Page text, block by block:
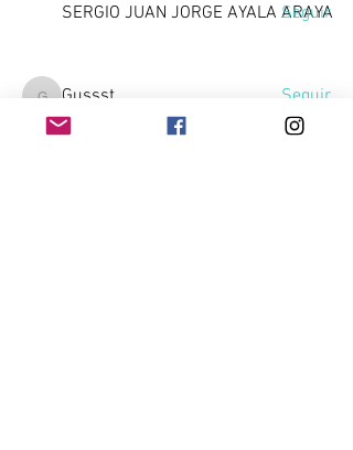
SERGIO JUAN JORGE AYALA ARAYA
Seguir
Gussst
Seguir
Ver todos los miembros (10)